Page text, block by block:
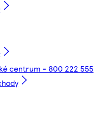
centrum - 800 222 555